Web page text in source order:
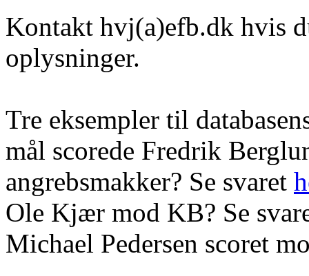
Kontakt hvj(a)efb.dk hvis
oplysninger.
Tre eksempler til
mål scorede Fredrik
angrebsmakker? Se svaret
Ole Kjær mod KB? Se
Michael Pedersen scoret